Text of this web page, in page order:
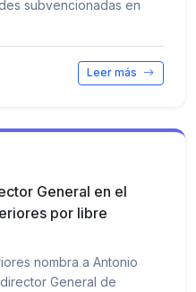
subvencionadas en
Leer más
General en el
por libre
nombra a Antonio
General de